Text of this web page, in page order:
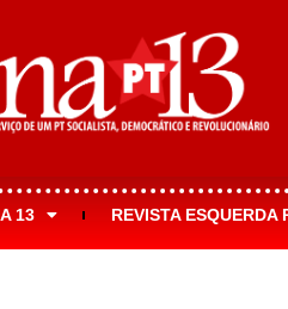
13 REVISTA ESQUERDA